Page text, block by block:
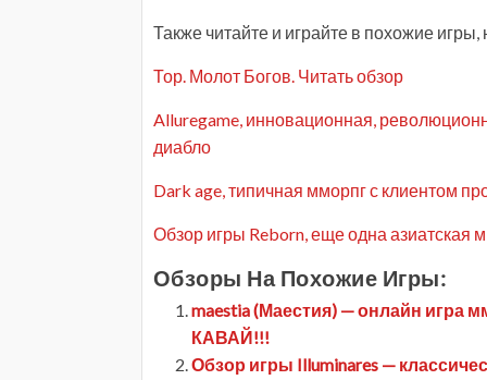
Также читайте и играйте в похожие игры,
Тор. Молот Богов. Читать обзор
Alluregame, инновационная,
диабло
Dark age, типичная мморпг с клиентом
Обзор игры Reborn, еще одна азиатская
Обзоры На Похожие Игры:
maestia (Маестия) — онлайн игра
КАВАЙ!!!
Обзор игры Illuminares —